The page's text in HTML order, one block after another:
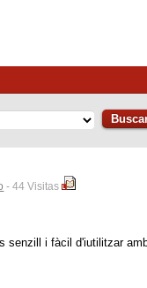
- 44 Visitas
i fàcil d'iutilitzar